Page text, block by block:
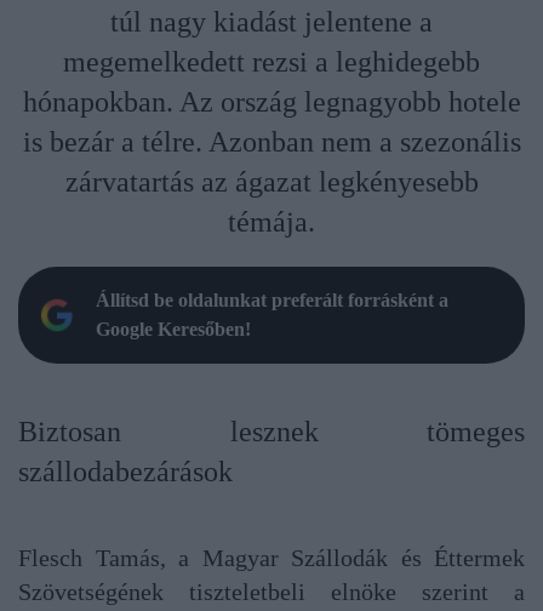
túl nagy kiadást jelentene a
megemelkedett rezsi a leghidegebb
hónapokban. Az ország legnagyobb hotele
is bezár a télre. Azonban nem a szezonális
zárvatartás az ágazat legkényesebb
témája.
Állítsd be oldalunkat preferált forrásként a
Google Keresőben!
Biztosan lesznek tömeges
szállodabezárások
Flesch Tamás, a Magyar Szállodák és Éttermek
Szövetségének tiszteletbeli elnöke szerint a